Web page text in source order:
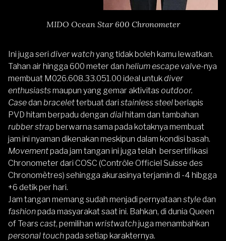
MIDO Ocean Star 600 Chronometer
Ini juga seri diver watchyang tidak boleh kamu lewatkan.
Tahan air hingga 600 meter dan helium escape valve-nya
membuat M026.608.33.051.00 ideal untukdiver
enthusiastsmaupun yang gemar aktivitasoutdoor.
Casedan braceletterbuat dari stainless steelberlapis
PVD hitam berpadu dengan dialhitam dan tambahan
rubber strap berwarna sama pada kotaknya membuat
jam ini nyaman dikenakan meskipun dalam kondisi basah.
Movementpada jam tangan ini juga telah bersertifikasi
Chronometer dari COSC (Contrôle Officiel Suisse des
Chronomètres) sehingga akurasinya terjamin di -4 hibgga
+6 detik per hari.
Jam tangan memang sudah menjadi pernyataan styledan
fashionpada masyarakat saat ini. Bahkan, di dunia Queen
of Tearscast, pemilihan wristwatchjuga menambahkan
personal touchpada setiap karakternya.